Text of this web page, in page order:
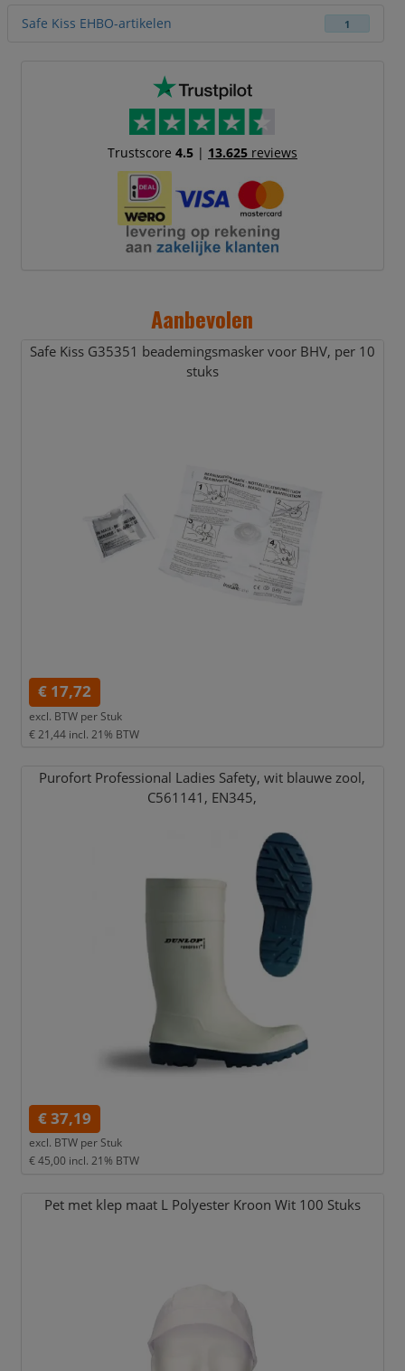
Safe Kiss EHBO-artikelen 1
Trustscore 4.5| 13.625reviews
Aanbevolen
Safe Kiss G35351 beademingsmasker voor BHV, per 10
stuks
€ 17,72
excl. BTW per Stuk
€ 21,44 incl. 21% BTW
Purofort Professional Ladies Safety, wit blauwe zool,
C561141, EN345,
€ 37,19
excl. BTW per Stuk
€ 45,00 incl. 21% BTW
Pet met klep maat L Polyester Kroon Wit 100 Stuks